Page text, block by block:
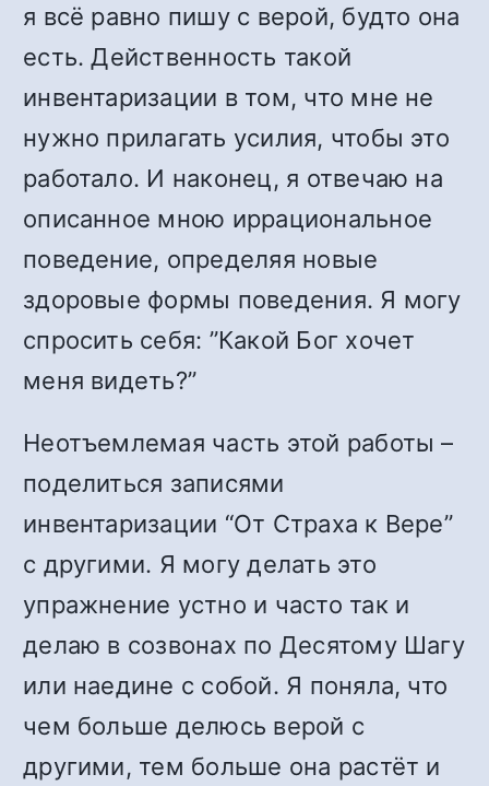
я всё равно пишу с верой, будто она
есть. Действенность такой
инвентаризации в том, что мне не
нужно прилагать усилия, чтобы это
работало. И наконец, я отвечаю на
описанное мною иррациональное
поведение, определяя новые
здоровые формы поведения. Я могу
спросить себя: ”Какой Бог хочет
меня видеть?”
Неотъемлемая часть этой работы –
поделиться записями
инвентаризации “От Страха к Вере”
с другими. Я могу делать это
упражнение устно и часто так и
делаю в созвонах по Десятому Шагу
или наедине с собой. Я поняла, что
чем больше делюсь верой с
другими, тем больше она растёт и